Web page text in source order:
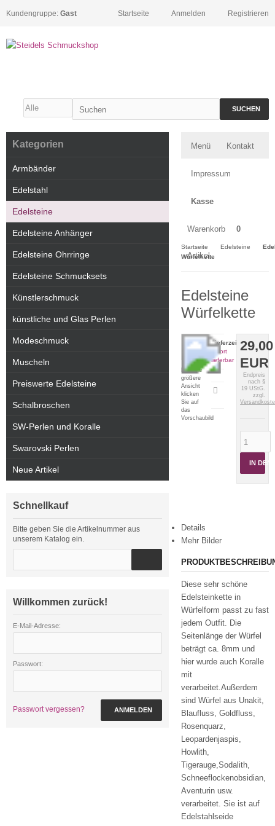
Kundengruppe: Gast Registrieren
Anmelden
Startseite
SUCHEN
Menü Kontakt
Impressum
Kasse
Warenkorb 0
Artikel
Startseite Edelsteine
Würfelkette
Edelsteine
Würfelkette
Für eine
größere
Ansicht
klicken
Sie auf
das
Vorschaubild
29,00
EUR
Endpreis
nach §
19 UStG.
zzgl.
IN DEN
Lieferzeit:
sofort
lieferbar
Artikeldatenblatt
drucken
Details
Mehr Bilder
Diese sehr schöne
Edelsteinkette in
Würfelform passt zu fast
jedem Outfit. Die
Seitenlänge der Würfel
beträgt ca. 8mm und
hier wurde auch Koralle
mit
verarbeitet.Außerdem
sind Würfel aus Unakit,
Blaufluss, Goldfluss,
Rosenquarz,
Leopardenjaspis,
Howlith,
Tigerauge,Sodalith,
Schneeflockenobsidian,
Aventurin usw.
verarbeitet. Sie ist auf
Edelstahlseide
Kategorien
Armbänder
Edelstahl
Edelsteine
Edelsteine Anhänger
Edelsteine Ohrringe
Edelsteine Schmucksets
Künstlerschmuck
künstliche und Glas Perlen
Modeschmuck
Muscheln
Preiswerte Edelsteine
Schalbroschen
SW-Perlen und Koralle
Swarovski Perlen
Neue Artikel
Schnellkauf
Bitte geben Sie die Artikelnummer aus
unserem Katalog ein.
Willkommen zurück!
E-Mail-Adresse:
Passwort:
Passwort vergessen? ANMELDEN